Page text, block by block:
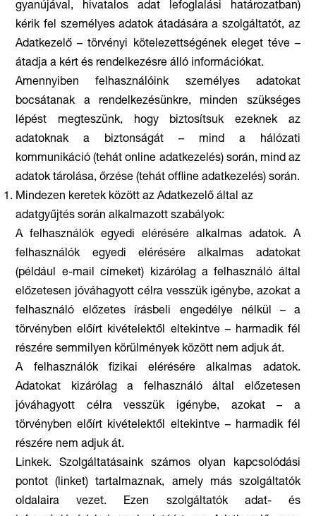
gyanújával, hivatalos adat lefoglalási határozatban)
kérik fel személyes adatok átadására a szolgáltatót, az
Adatkezelő – törvényi kötelezettségének eleget téve –
átadja a kért és rendelkezésre álló információkat.
Amennyiben felhasználóink személyes adatokat
bocsátanak a rendelkezésünkre, minden szükséges
lépést megteszünk, hogy biztosítsuk ezeknek az
adatoknak a biztonságát – mind a hálózati
kommunikáció (tehát online adatkezelés) során, mind az
adatok tárolása, őrzése (tehát offline adatkezelés) során.
Mindezen keretek között az Adatkezelő által az
adatgyűjtés során alkalmazott szabályok:
A felhasználók egyedi elérésére alkalmas adatok. A
felhasználók egyedi elérésére alkalmas adatokat
(például e-mail címeket) kizárólag a felhasználó által
előzetesen jóváhagyott célra vesszük igénybe, azokat a
felhasználó előzetes írásbeli engedélye nélkül – a
törvényben előírt kivételektől eltekintve – harmadik fél
részére semmilyen körülmények között nem adjuk át.
A felhasználók fizikai elérésére alkalmas adatok.
Adatokat kizárólag a felhasználó által előzetesen
jóváhagyott célra vesszük igénybe, azokat – a
törvényben előírt kivételektől eltekintve – harmadik fél
részére nem adjuk át.
Linkek. Szolgáltatásaink számos olyan kapcsolódási
pontot (linket) tartalmaznak, amely más szolgáltatók
oldalaira vezet. Ezen szolgáltatók adat- és